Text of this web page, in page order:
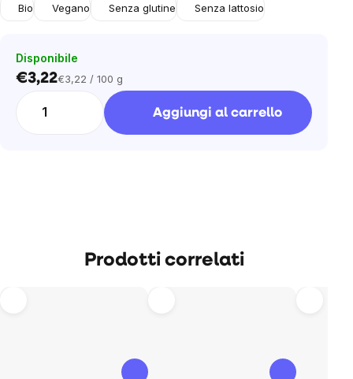
Bio Vegano Senza glutine Senza lattosio
Disponibile
€3,22Prezzo
€3,22 / 100 g
Aggiungi al carrello
Prodotti correlati